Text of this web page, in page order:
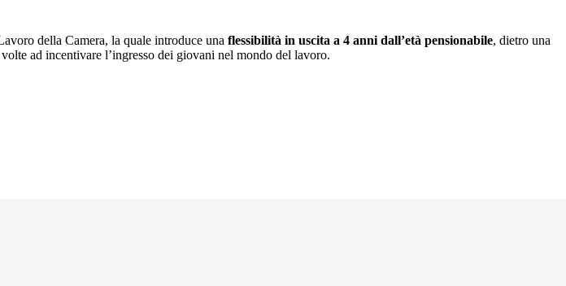
della Camera, la quale introduce una flessibilità in uscita a 4 anni dall’età pensionabile, dietro una
ad incentivare l’ingresso dei giovani nel mondo del lavoro.